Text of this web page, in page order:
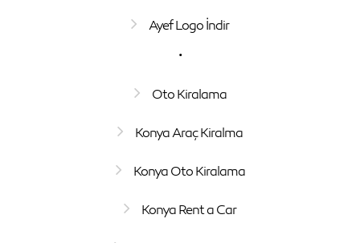
Ayef Logo İndir
.
Oto Kiralama
Konya Araç Kiralma
Konya Oto Kiralama
Konya Rent a Car